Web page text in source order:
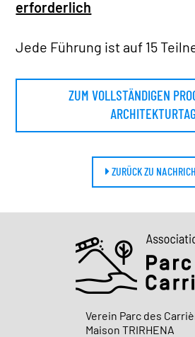
erforderlich
Jede Führung ist auf 15
ZUM VOLLSTÄNDIGEN
ZURÜCK ZU
Verein Parc des
Maison TRIRHENA